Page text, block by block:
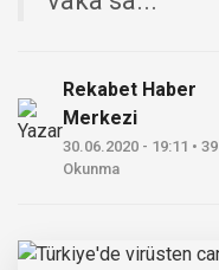
Rekabet Haber
Merkezi
30.06.2020 - 19:11 • 39
Okunma